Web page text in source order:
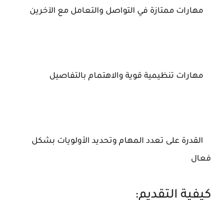
مهارات ممتازة في التواصل والتعامل مع الآخرين
مهارات تنظيمية قوية والاهتمام بالتفاصيل
القدرة على تعدد المهام وتحديد الأولويات بشكل
فعال
كيفية التقديم: